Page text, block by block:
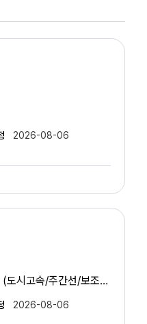
2026-08-06
도시고속/주간선/보조간
2026-08-06